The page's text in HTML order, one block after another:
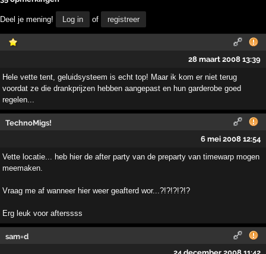
Deel je mening! Log in of registreer
28 maart 2008 13:39
Hele vette tent, geluidsysteem is echt top! Maar ik kom er niet terug
voordat ze die drankprijzen hebben aangepast en hun garderobe goed
regelen...
TechnoMigs!
6 mei 2008 12:54
Vette locatie... heb hier de after party van de preparty van timewarp mogen
meemaken.
Vraag me af wanneer hier weer geafterd wor...?!?!?!?!?
Erg leuk voor afterssss
sam=d